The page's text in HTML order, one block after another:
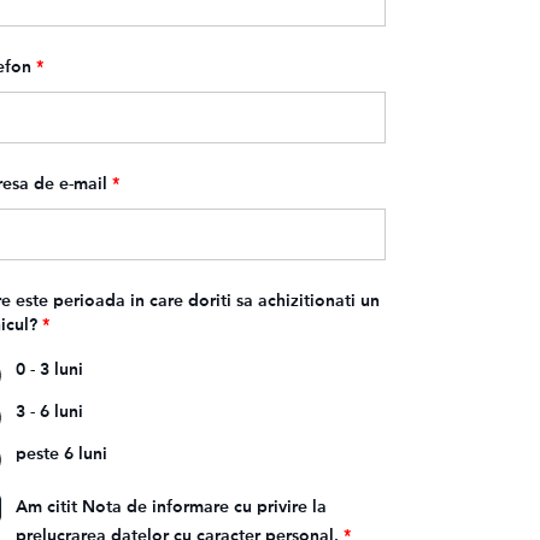
*
de e-mail *
este perioada in care doriti sa achizitionati un
*
0 - 3 luni
3 - 6 luni
peste 6 luni
Am citit Nota de informare cu privire la